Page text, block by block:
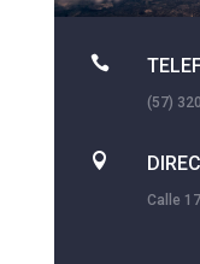

(57)

Calle